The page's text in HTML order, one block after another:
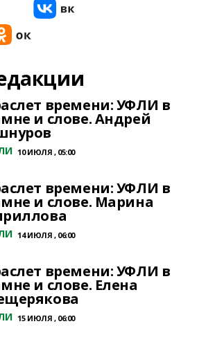
времени: УФЛИ в
и слове. Андрей
10 ИЮЛЯ , 05:00
времени: УФЛИ в
и слове. Марина
14 ИЮЛЯ , 06:00
времени: УФЛИ в
и слове. Елена
15 ИЮЛЯ , 06:00